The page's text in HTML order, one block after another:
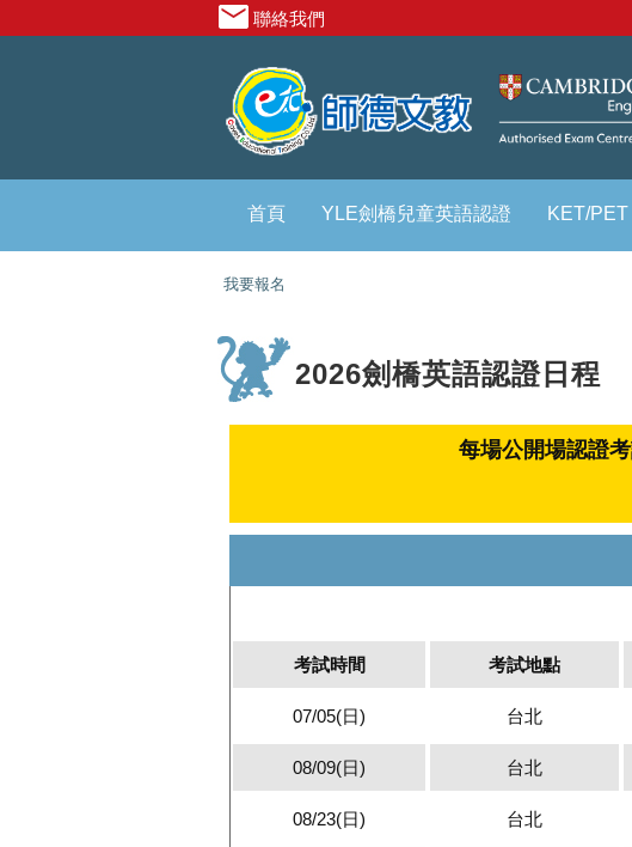
聯絡我們
首頁 YLE劍橋兒童英語認證 KET/
我要報名
2026劍橋英語認證日程
每場公開場認證
考試時間 考試地點
07/05(日) 台北
08/09(日) 台北
08/23(日) 台北